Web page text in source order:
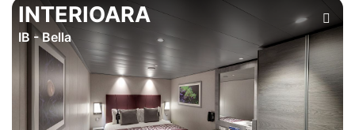
INTERIOARA
IB - Bella